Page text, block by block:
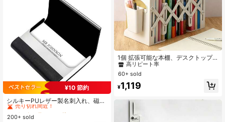
¥10 節約
シルキーPUレザー製名刺入れ、磁気
式クロージャー、超薄型ステンレス
スチール製クレジットカード・IDカ
#4 ベストセラー
売り切れ間近！
#4 ベストセラー
売り切れ間近！
#4 ベストセラー
売り切れ間近！
200+ sold
1個 拡張可能な本棚、デスクトップ
収納ラック、厚手ファイルオーガナ
イザー、多機能オフィスデスクオー
ックエンド収納ボックス、日常使用
に適し、様々な場面の装飾として使
用可能、クリスマスギフト
#4 ベストセラー に ブックエンド
高リピート率
#4 ベストセラー
高リピート率
#4 ベストセラー
高リピート率
#4 ベストセラー
高リピート率
60+ sold
¥1,119